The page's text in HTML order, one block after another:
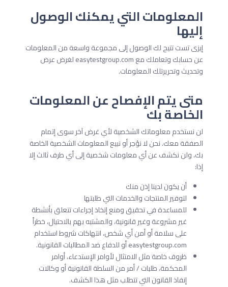
المعلومات التي يمكنك الوصول
إليها
إيزى تست تتيح لك الوصول إلى مجموعة واسعة من المعلومات
عن حسابك وتعاملك مع easytestgroup.com لغرض عرض
وتحديث وتحريرتلك المعلومات.
متى يتم الإفصاح عن المعلومات
الخاصة بك
لن نستخدم معلوماتك الشخصية لأي غرض آخر سوى إتمام
الصفقة معك. نحن لا نؤجر أو نبيع المعلومات الشخصية الخاصة
بك، ولن نكشف عن أي معلومات شخصية إلى أي طرف ثالث إلا
إذا:
أن يكون لدينا إذن منك
لتوفير المنتجات والخدمات التي طلبتها
للمساعدة في تحقيق ومنع إتخاذ إجراءات تتعلق بأنشطة
غير مشروعة وغير قانونية، والمشتبه بهم بالاحتيال، خطراً
على سلامة أو أمن أي شخص، انتهاكات شروط استخدام
easytestgroup.com أو للدفاع ضد المطالبات القانونية.
ظروف خاصة مثل الامتثال لأوامر الإستدعاء، أوامر
المحكمة، طلبات / أمر من السلطة القانونية أو وكالات
إنفاذ القانون التي تتطلب مثل هذا الكشف.